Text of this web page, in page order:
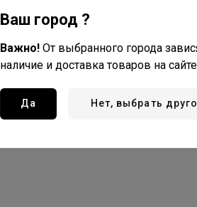
Ваш город ?
Важно! От выбранного города
наличие и доставка товаров на
Да Нет, выбрать